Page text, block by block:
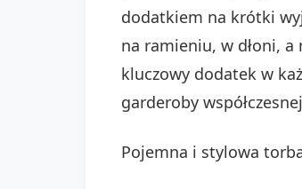
dodatkiem na krótki
na ramieniu, w dłoni,
kluczowy dodatek w
garderoby
Pojemna i stylowa